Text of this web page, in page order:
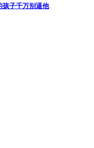
孩子千万别逼他